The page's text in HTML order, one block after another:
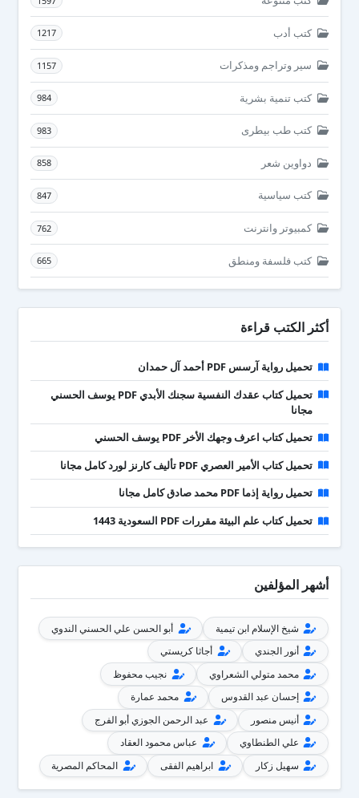
كتب أدب 1217
سير وتراجم ومذكرات 1157
كتب تنمية بشرية 984
كتب طب بيطرى 983
دواوين شعر 858
كتب سياسية 847
كمبيوتر وانترنت 762
كتب فلسفة ومنطق 665
أكثر الكتب قراءة
تحميل رواية آرسس PDF أحمد آل حمدان
تحميل كتاب عقدك النفسية سجنك الأبدي PDF يوسف الحسني
مجانا
تحميل كتاب اعرف وجهك الأخر PDF يوسف الحسني
تحميل كتاب الأمير العصري PDF تأليف كارنز لورد كامل مجانا
تحميل رواية إذما PDF محمد صادق كامل مجانا
تحميل كتاب علم البيئة مقررات PDF السعودية 1443
أشهر المؤلفين
شيخ الإسلام ابن تيمية
أبو الحسن علي الحسني الندوي
أنور الجندي
أجاثا كريستي
محمد متولي الشعراوي
نجيب محفوظ
إحسان عبد القدوس
محمد عمارة
أنيس منصور
عبد الرحمن الجوزي أبو الفرج
علي الطنطاوي
عباس محمود العقاد
سهيل زكار
ابراهيم الفقى المحاكم المصرية